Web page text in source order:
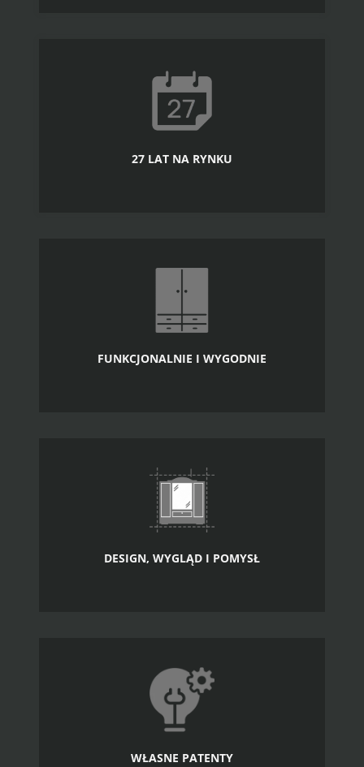
27 LAT NA RYNKU
FUNKCJONALNIE I WYGODNIE
DESIGN, WYGLĄD I POMYSŁ
WŁASNE PATENTY